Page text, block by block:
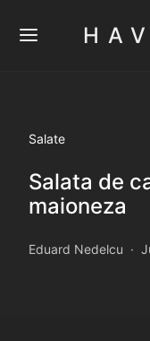
Salate
Salata de
maioneza
Eduard Nedelcu